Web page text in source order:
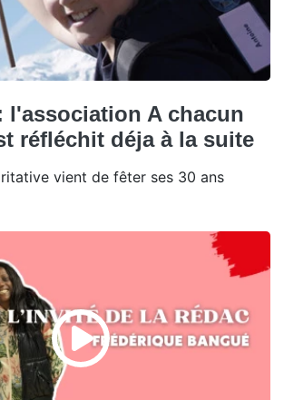
l'association A chacun
réfléchit déja à la suite
vient de fêter ses 30 ans